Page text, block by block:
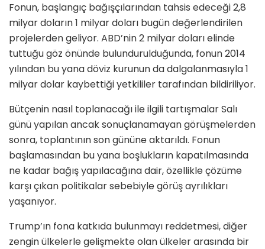
Fonun, başlangıç bağışçılarından tahsis edeceği 2,8
milyar doların 1 milyar doları bugün değerlendirilen
projelerden geliyor. ABD’nin 2 milyar doları elinde
tuttuğu göz önünde bulundurulduğunda, fonun 2014
yılından bu yana döviz kurunun da dalgalanmasıyla 1
milyar dolar kaybettiği yetkililer tarafından bildiriliyor.
Bütçenin nasıl toplanacağı ile ilgili tartışmalar Salı
günü yapılan ancak sonuçlanamayan görüşmelerden
sonra, toplantının son gününe aktarıldı. Fonun
başlamasından bu yana boşlukların kapatılmasında
ne kadar bağış yapılacağına dair, özellikle çözüme
karşı çıkan politikalar sebebiyle görüş ayrılıkları
yaşanıyor.
Trump’ın fona katkıda bulunmayı reddetmesi, diğer
zengin ülkelerle gelişmekte olan ülkeler arasında bir